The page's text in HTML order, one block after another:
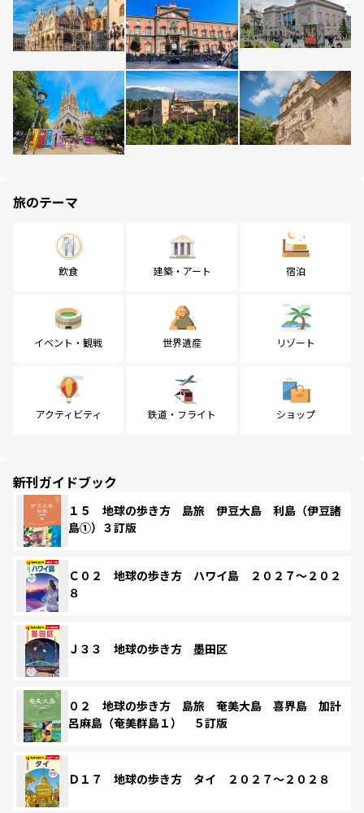
旅のテーマ
飲食 建築・アート 宿泊
イベント・観戦 世界遺産 リゾート
アクティビティ 鉄道・フライト ショップ
新刊ガイドブック
１５ 地球の歩き方 島旅 伊豆大島 利島（伊豆諸
島①）３訂版
Ｃ０２ 地球の歩き方 ハワイ島 ２０２７～２０２
８
Ｊ３３ 地球の歩き方 墨田区
０２ 地球の歩き方 島旅 奄美大島 喜界島 加計
呂麻島（奄美群島１） ５訂版
Ｄ１７ 地球の歩き方 タイ ２０２７～２０２８